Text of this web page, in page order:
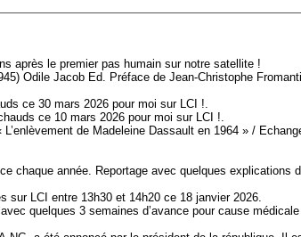
après le premier pas humain sur notre satellite !
Odile Jacob Ed. Préface de Jean-Christophe
ce 30 mars 2026 pour moi sur LCI !.
ce 10 mars 2026 pour moi sur LCI !.
de Madeleine Dassault en 1964 » /
chaque année. Reportage avec quelques explications
sur LCI entre 13h30 et 14h20 ce 18 janvier 2026.
quelques 3 semaines d’avance pour cause médicale